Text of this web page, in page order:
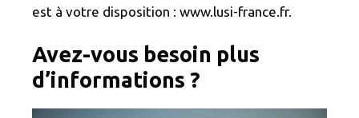
est à votre disposition : www.lusi-france.fr.
Avez-vous besoin plus
d’informations ?